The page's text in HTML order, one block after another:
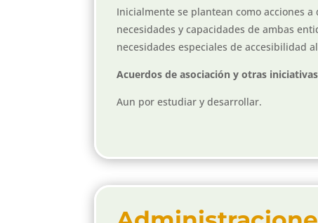
Inicialmente se plantean como acciones
necesidades y capacidades de ambas
necesidades especiales de accesibilidad
Acuerdos de asociación y otras
Aun por estudiar y desarrollar.